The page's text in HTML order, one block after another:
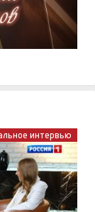
интервью